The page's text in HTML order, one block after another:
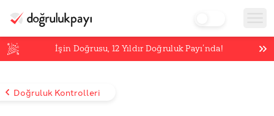
İşin Doğrusu,12 Yıldır Doğruluk Payı’nda!
Doğruluk Kontrolleri